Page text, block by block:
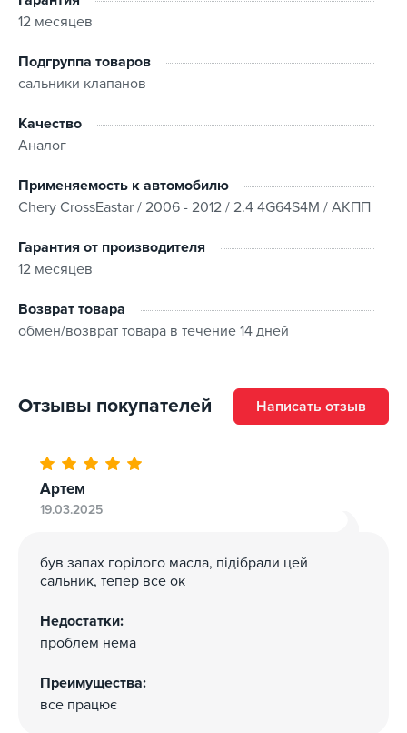
12 месяцев
Подгруппа товаров
сальники клапанов
Качество
Аналог
Применяемость к автомобилю
Chery CrossEastar / 2006 - 2012 / 2.4 4G64S4M / АКПП
Гарантия от производителя
12 месяцев
Возврат товара
обмен/возврат товара в течение 14 дней
Отзывы покупателей Написать отзыв
Артем
19.03.2025
був запах горілого масла, підібрали цей
сальник, тепер все ок
Недостатки:
проблем нема
Преимущества:
все працює